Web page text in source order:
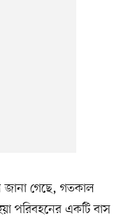
জানা গেছে, গতকাল
পরিবহনের একটি বাস